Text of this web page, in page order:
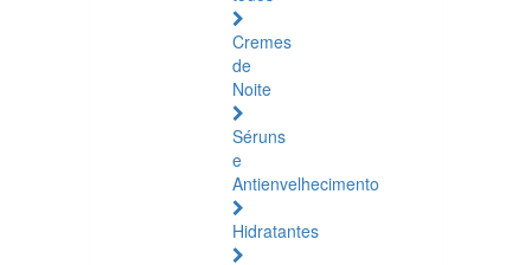
Cremes
de
Noite
Séruns
e
Antienvelhecimento
Hidratantes